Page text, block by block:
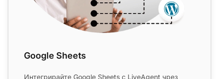
Google Sheets
Интегрирайте Google Sheets с LiveAgent чрез